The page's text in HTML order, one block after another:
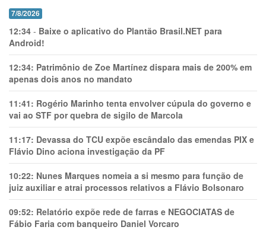
7/8/2026
12:34 - Baixe o aplicativo do Plantão Brasil.NET para
Android!
12:34: Patrimônio de Zoe Martínez dispara mais de 200% em
apenas dois anos no mandato
11:41: Rogério Marinho tenta envolver cúpula do governo e
vai ao STF por quebra de sigilo de Marcola
11:17: Devassa do TCU expõe escândalo das emendas PIX e
Flávio Dino aciona investigação da PF
10:22: Nunes Marques nomeia a si mesmo para função de
juiz auxiliar e atrai processos relativos a Flávio Bolsonaro
09:52: Relatório expõe rede de farras e NEGOCIATAS de
Fábio Faria com banqueiro Daniel Vorcaro